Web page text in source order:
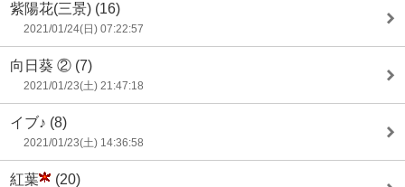
紫陽花(三景) (16)
2021/01/24(日) 07:22:57
向日葵 ② (7)
2021/01/23(土) 21:47:18
イブ♪ (8)
2021/01/23(土) 14:36:58
紅葉 (20)